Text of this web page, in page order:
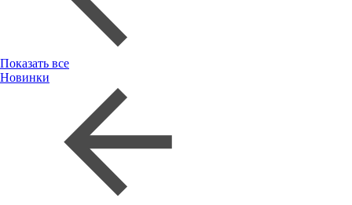
Показать все
Новинки